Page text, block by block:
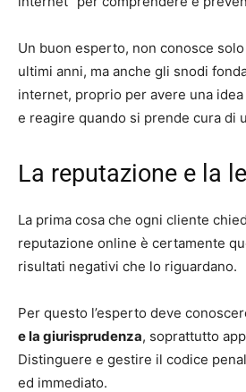
Un buon esperto, non conosce
ultimi anni, ma anche gli snodi
internet, proprio per avere una
e reagire quando si prende cura di
La reputazione e la
La prima cosa che ogni cliente
reputazione online è certamente
risultati negativi che lo riguardano.
Per questo l’esperto deve
e la giurisprudenza, soprattutto
Distinguere e gestire il codice
ed immediato.